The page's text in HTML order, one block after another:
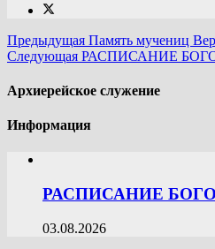
Предыдущая Память мучениц
Следующая РАСПИСАНИЕ
Архиерейское служение
Информация
РАСПИСАНИЕ
03.08.2026